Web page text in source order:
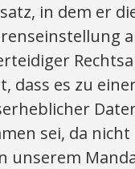
in dem er
dass es zu
sei, da
unserem